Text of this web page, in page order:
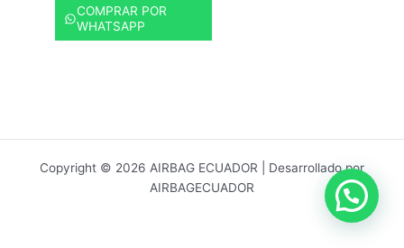
COMPRAR POR
WHATSAPP
Copyright © 2026 AIRBAG ECUADOR | Desarrollado por
AIRBAGECUADOR